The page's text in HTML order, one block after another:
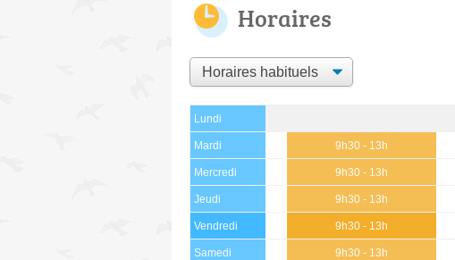
Horaires
Lundi
Mardi 9h30 - 13h
Mercredi 9h30 - 13h
Jeudi 9h30 - 13h
Vendredi 9h30 - 13h
Samedi 9h30 - 13h